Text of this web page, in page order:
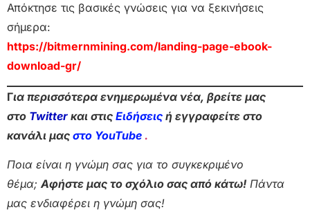
Απόκτησε τις βασικές γνώσεις για να ξεκινήσεις
σήμερα:
https://bitmernmining.com/landing-page-ebook-
download-gr/
Για περισσότερα ενημερωμένα νέα, βρείτε μας
στο Twitter και στις Ειδήσεις ή εγγραφείτε στο
κανάλι μας στο YouTube .
Ποια είναι η γνώμη σας για το συγκεκριμένο
θέμα;Αφήστε μας το σχόλιο σας από κάτω! Πάντα
μας ενδιαφέρει η γνώμη σας!